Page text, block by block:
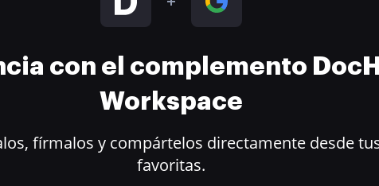
con el complemento
Workspace
fírmalos y compártelos directamente desde
favoritas.